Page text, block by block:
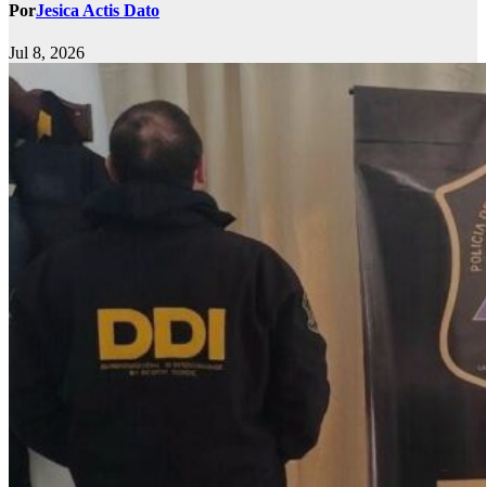
PorJesica Actis Dato
Jul 8, 2026